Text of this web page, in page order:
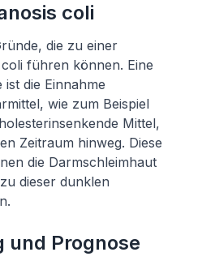
coli
die zu einer
führen können. Eine
die Einnahme
wie zum Beispiel
Mittel,
Zeitraum hinweg. Diese
die Darmschleimhaut
dieser dunklen
und Prognose